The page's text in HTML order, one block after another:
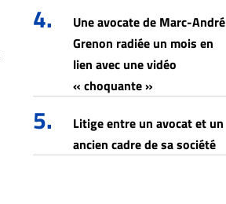
4.
Une avocate de Marc-André
Grenon radiée un mois en
lien avec une vidéo
« choquante »
5.
Litige entre un avocat et un
ancien cadre de sa société